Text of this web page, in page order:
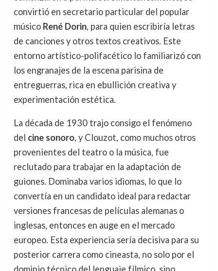
convirtió en secretario particular del popular
músico René Dorin, para quien escribiría letras
de canciones y otros textos creativos. Este
entorno artístico-polifacético lo familiarizó con
los engranajes de la escena parisina de
entreguerras, rica en ebullición creativa y
experimentación estética.
La década de 1930 trajo consigo el fenómeno
del cine sonoro, y Clouzot, como muchos otros
provenientes del teatro o la música, fue
reclutado para trabajar en la adaptación de
guiones. Dominaba varios idiomas, lo que lo
convertía en un candidato ideal para redactar
versiones francesas de películas alemanas o
inglesas, entonces en auge en el mercado
europeo. Esta experiencia sería decisiva para su
posterior carrera como cineasta, no solo por el